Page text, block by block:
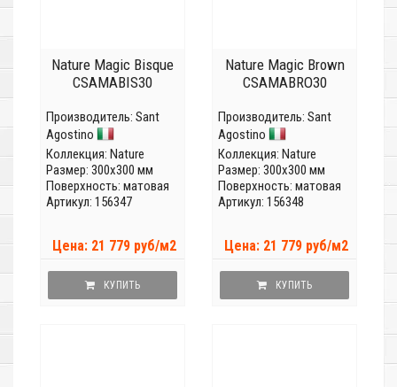
Nature Magic Bisque
CSAMABIS30
Производитель: Sant
Agostino
Коллекция: Nature
Размер: 300x300 мм
Поверхность: матовая
Артикул: 156347
Цена: 21 779 руб/м2
КУПИТЬ
Nature Magic Brown
CSAMABRO30
Производитель: Sant
Agostino
Коллекция: Nature
Размер: 300x300 мм
Поверхность: матовая
Артикул: 156348
Цена: 21 779 руб/м2
КУПИТЬ